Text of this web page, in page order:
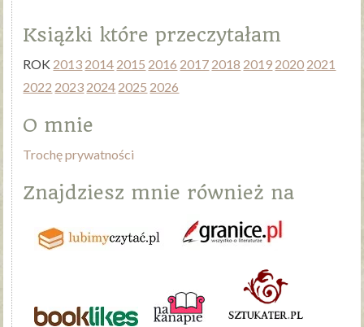
Książki które przeczytałam
ROK 2013 2014 2015 2016 2017 2018 2019 2020 2021
2022 2023 2024 2025 2026
O mnie
Trochę prywatności
Znajdziesz mnie również na